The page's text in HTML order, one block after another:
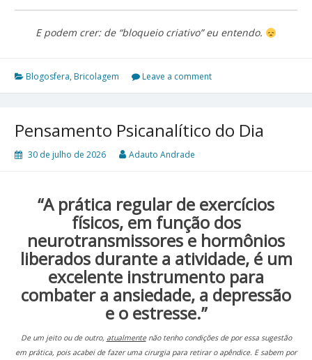
E podem crer: de “bloqueio criativo” eu entendo.
Blogosfera, Bricolagem Leave a comment
Pensamento Psicanalítico do Dia
30 de julho de 2026 Adauto Andrade
“A prática regular de exercícios
físicos, em função dos
neurotransmissores e hormônios
liberados durante a atividade, é um
excelente instrumento para
combater a ansiedade, a depressão
e o estresse.”
De um jeito ou de outro, atualmentenão tenho condições de por essa sugestão
em prática, pois acabei de fazer uma cirurgia para retirar o apêndice. E sabem por